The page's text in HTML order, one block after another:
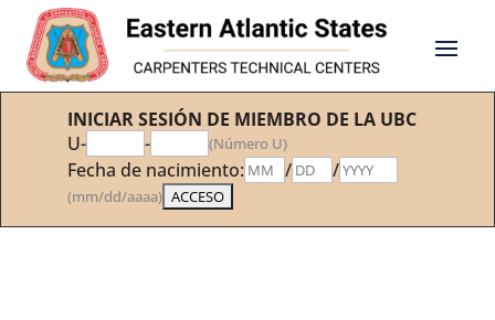
INICIAR SESIÓN DE MIEMBRO DE LA UBC
U-
- (Número U)
Fecha de nacimiento: / /
(mm/dd/aaaa)